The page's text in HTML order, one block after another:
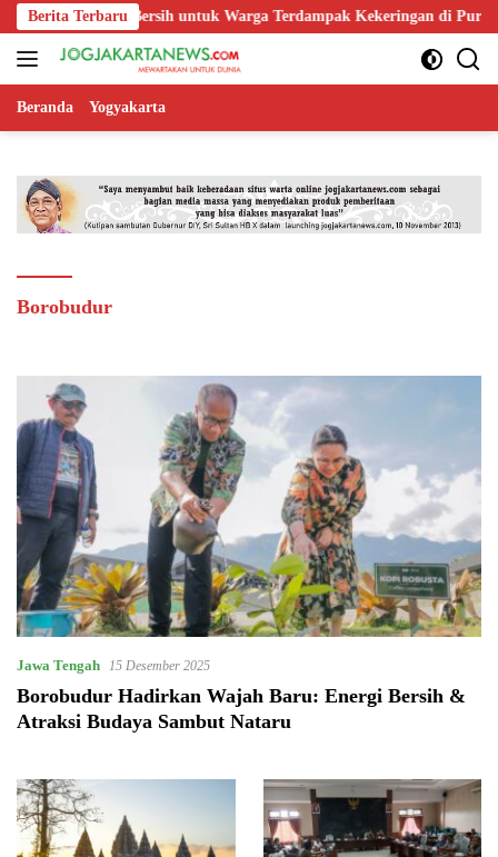
Langsung
ke
konten
Berita Terbaru
Liter Air Bersih untuk Warga Terdampak Kekeringan di Purbalingga
Beranda Yogyakarta
Borobudur
Jawa Tengah 15 Desember 2025
Borobudur Hadirkan Wajah Baru: Energi Bersih &
Atraksi Budaya Sambut Nataru